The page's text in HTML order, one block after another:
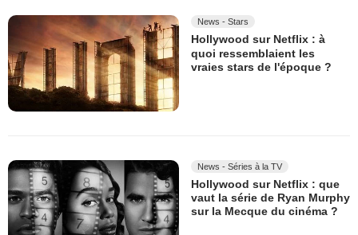
News - Stars
Hollywood sur Netflix : à
quoi ressemblaient les
vraies stars de l'époque ?
News - Séries à la TV
Hollywood sur Netflix : que
vaut la série de Ryan Murphy
sur la Mecque du cinéma ?